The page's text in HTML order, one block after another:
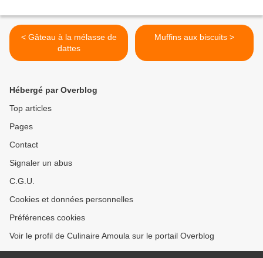
< Gâteau à la mélasse de
dattes
Muffins aux biscuits >
Hébergé par Overblog
Top articles
Pages
Contact
Signaler un abus
C.G.U.
Cookies et données personnelles
Préférences cookies
Voir le profil de Culinaire Amoula sur le portail Overblog